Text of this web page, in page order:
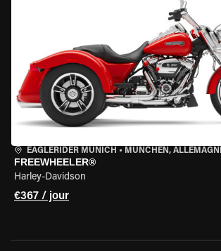
EAGLERIDER MUNICH • MÜNCHEN,
FREEWHEELER®
Harley-Davidson
€367 / jour